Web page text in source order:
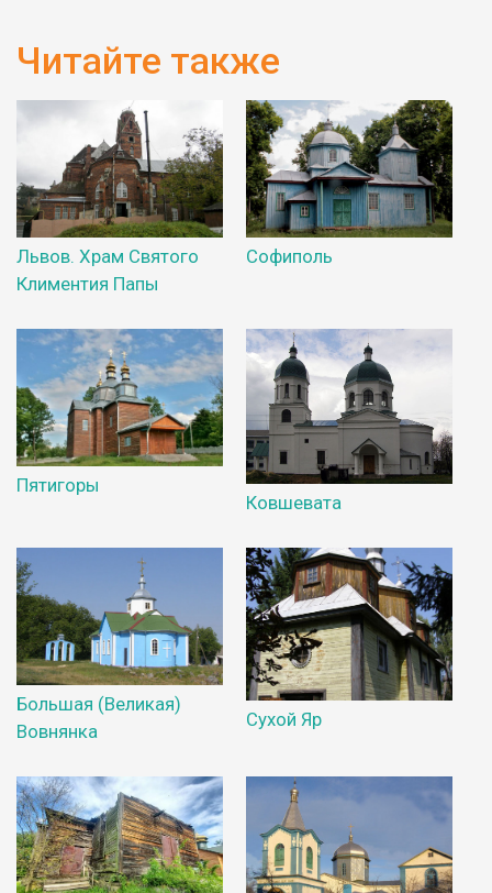
Читайте также
Львов. Храм Святого
Климентия Папы
Софиполь
Пятигоры
Ковшевата
Большая (Великая)
Вовнянка
Сухой Яр